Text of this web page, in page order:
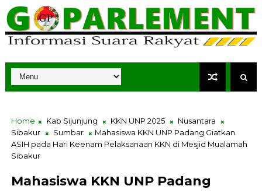
Home Kab Sijunjung KKN UNP 2025
Nusantara
Sibakur
Sumbar
Mahasiswa KKN UNP Padang Giatkan
ASIH pada Hari Keenam Pelaksanaan KKN di Mesjid Mualamah
Sibakur
Mahasiswa KKN UNP Padang